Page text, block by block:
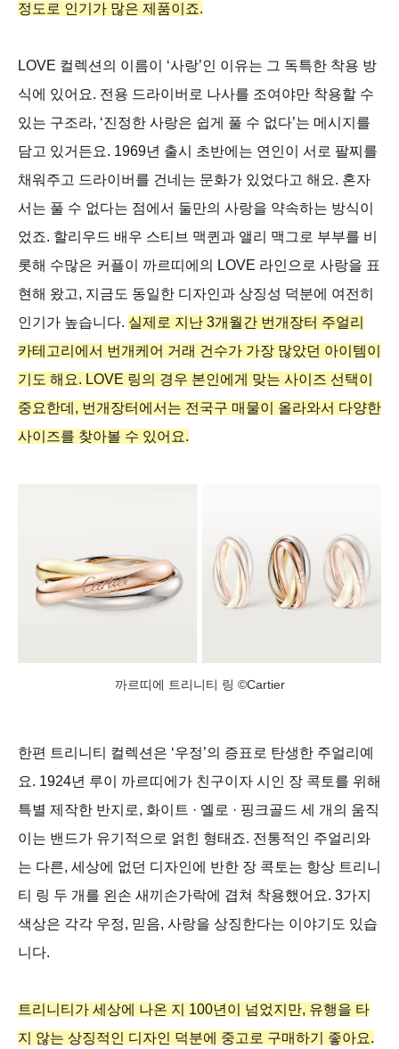
정도로 인기가 많은 제품이죠.
LOVE 컬렉션의 이름이 ‘사랑’인 이유는 그 독특한 착용 방
식에 있어요. 전용 드라이버로 나사를 조여야만 착용할 수
있는 구조라, ‘진정한 사랑은 쉽게 풀 수 없다’는 메시지를
담고 있거든요. 1969년 출시 초반에는 연인이 서로 팔찌를
채워주고 드라이버를 건네는 문화가 있었다고 해요. 혼자
서는 풀 수 없다는 점에서 둘만의 사랑을 약속하는 방식이
었죠. 할리우드 배우 스티브 맥퀸과 앨리 맥그로 부부를 비
롯해 수많은 커플이 까르띠에의 LOVE 라인으로 사랑을 표
현해 왔고, 지금도 동일한 디자인과 상징성 덕분에 여전히
인기가 높습니다. 실제로 지난 3개월간 번개장터 주얼리
카테고리에서 번개케어 거래 건수가 가장 많았던 아이템이
기도 해요. LOVE 링의 경우 본인에게 맞는 사이즈 선택이
중요한데, 번개장터에서는 전국구 매물이 올라와서 다양한
사이즈를 찾아볼 수 있어요.
까르띠에 트리니티 링 ©Cartier
한편 트리니티 컬렉션은 ‘우정’의 증표로 탄생한 주얼리예
요. 1924년 루이 까르띠에가 친구이자 시인 장 콕토를 위해
특별 제작한 반지로, 화이트 · 옐로 · 핑크골드 세 개의 움직
이는 밴드가 유기적으로 얽힌 형태죠. 전통적인 주얼리와
는 다른, 세상에 없던 디자인에 반한 장 콕토는 항상 트리니
티 링 두 개를 왼손 새끼손가락에 겹쳐 착용했어요. 3가지
색상은 각각 우정, 믿음, 사랑을 상징한다는 이야기도 있습
니다.
트리니티가 세상에 나온 지 100년이 넘었지만, 유행을 타
지 않는 상징적인 디자인 덕분에 중고로 구매하기 좋아요.